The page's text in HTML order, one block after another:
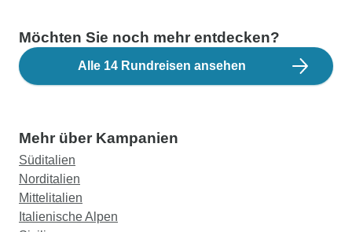
Möchten Sie noch mehr entdecken?
Alle 14 Rundreisen ansehen
Mehr über Kampanien
Süditalien
Norditalien
Mittelitalien
Italienische Alpen